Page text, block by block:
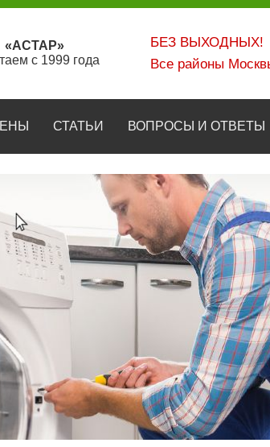
«АСТАР»
с 1999 года
БЕЗ ВЫХОДНЫХ!
Все районы
СТАТЬИ ВОПРОСЫ И ОТВЕТЫ